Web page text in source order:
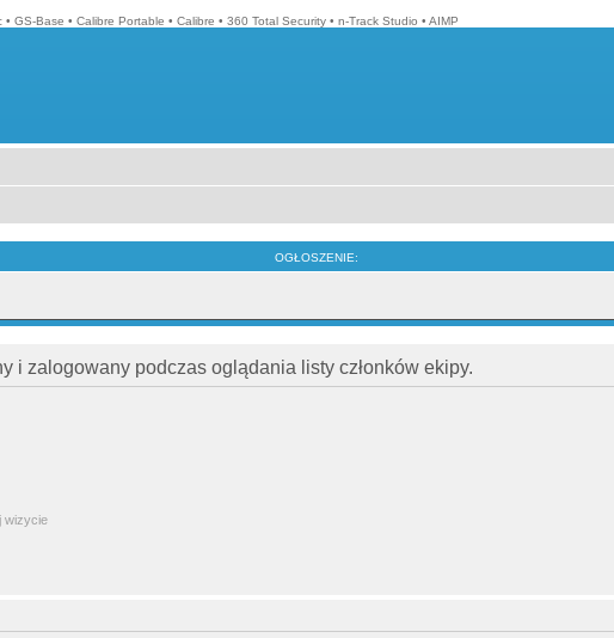
• GS-Base • Calibre Portable • Calibre • 360 Total Security • n-Track Studio • AIMP
OGŁOSZENIE:
i zalogowany podczas oglądania listy członków ekipy.
wizycie